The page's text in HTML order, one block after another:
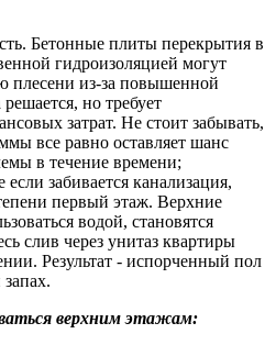
Бетонные плиты перекрытия в
гидроизоляцией могут
плесени из-за повышенной
но требует
затрат. Не стоит забывать,
все равно оставляет шанс
в течение времени;
забивается канализация,
первый этаж. Верхние
водой, становятся
слив через унитаз квартиры
Результат - испорченный пол
верхним этажам: